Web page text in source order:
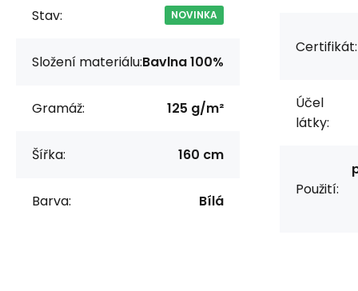
Stav: NOVINKA
Složení materiálu:Bavlna 100%
Gramáž: 125 g/m²
Šířka: 160 cm
Barva: Bílá
Certifikát:
Účel
látky:
Použití: